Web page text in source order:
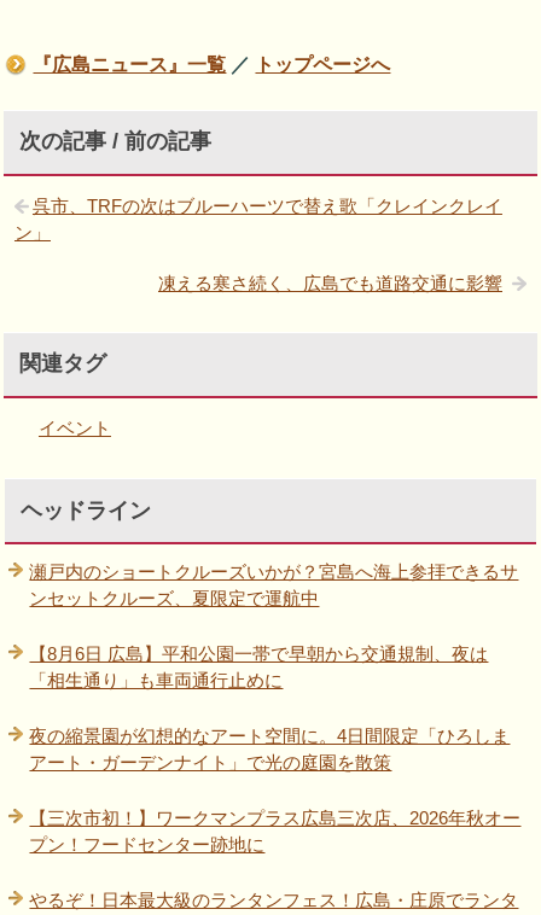
『広島ニュース』一覧 ／ トップページへ
次の記事 / 前の記事
呉市、TRFの次はブルーハーツで替え歌「クレインクレイ
ン」
凍える寒さ続く、広島でも道路交通に影響
関連タグ
イベント
ヘッドライン
瀬戸内のショートクルーズいかが？宮島へ海上参拝できるサ
ンセットクルーズ、夏限定で運航中
【8月6日 広島】平和公園一帯で早朝から交通規制、夜は
「相生通り」も車両通行止めに
夜の縮景園が幻想的なアート空間に。4日間限定「ひろしま
アート・ガーデンナイト」で光の庭園を散策
【三次市初！】ワークマンプラス広島三次店、2026年秋オー
プン！フードセンター跡地に
やるぞ！日本最大級のランタンフェス！広島・庄原でランタ